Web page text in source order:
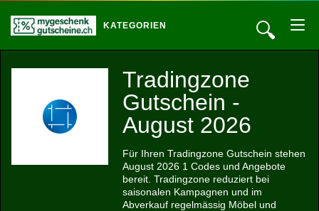
🔍
KATEGORIEN
Tradingzone
Gutschein -
August 2026
Für Ihren Tradingzone Gutschein stehen
August 2026 1 Codes und Angebote
bereit. Tradingzone reduziert bei
saisonalen Kampagnen und im
Abverkauf regelmässig Möbel und